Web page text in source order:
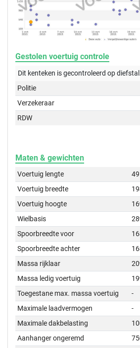
Gestolen voertuig controle
Dit kenteken is gecontroleerd op
Politie
Verzekeraar
RDW
Maten & gewichten
Voertuig lengte
Voertuig breedte
Voertuig hoogte
Wielbasis
Spoorbreedte voor
Spoorbreedte achter
Massa rijklaar
Massa ledig voertuig
Toegestane max. massa voertuig
-
Maximale laadvermogen
-
Maximale dakbelasting
Aanhanger ongeremd